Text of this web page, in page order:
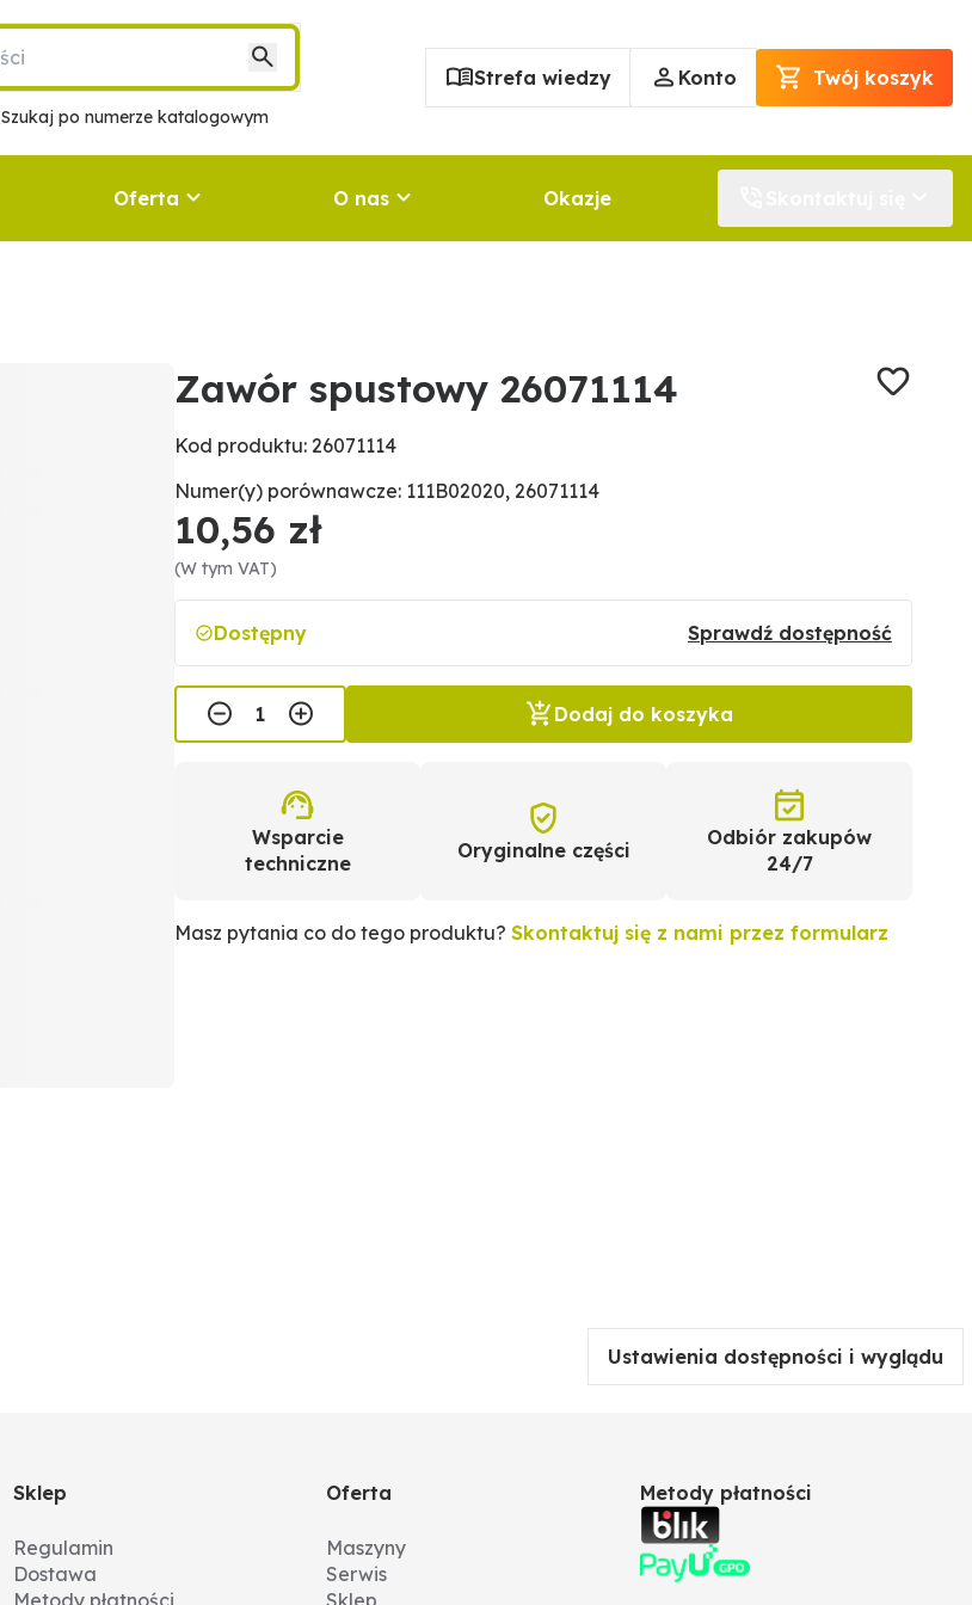
Szukaj po numerze katalogowym
Strefa wiedzy Konto Twój koszyk
Oferta O nas Okazje
Zawór spustowy 26071114
Kod produktu: 26071114
Numer(y) porównawcze: 111B02020, 26071114
10,56 zł
(W tym VAT)
Dostępny Sprawdź dostępność
Dodaj do koszyka
Wsparcie
techniczne
Oryginalne części
Odbiór zakupów
24/7
Masz pytania co do tego produktu? Skontaktuj się z nami przez formularz
Ustawienia dostępności i wyglądu
Sklep
Regulamin
Dostawa
Metody płatności
Oferta
Maszyny
Serwis
Sklep
Metody płatności